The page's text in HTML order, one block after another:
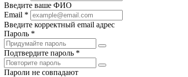
Введите ваше ФИО
Email *
Введите корректный email адрес
Пароль *
Подтвердите пароль *
Пароли не совпадают